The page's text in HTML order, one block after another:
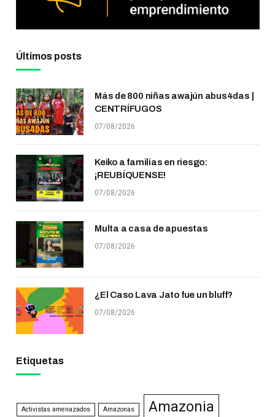
Últimos posts
Más de 800 niñas awajún abus4das |
CENTRÍFUGOS
07/08/2026
Keiko a familias en riesgo:
¡REUBÍQUENSE!
07/08/2026
Multa a casa de apuestas
07/08/2026
¿El Caso Lava Jato fue un bluff?
07/08/2026
Etiquetas
Activistas amenazados Amazonas Amazonia